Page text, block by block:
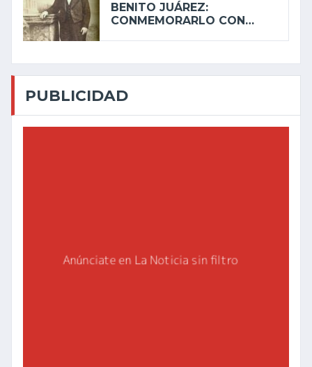
BENITO JUÁREZ:
CONMEMORARLO CON…
PUBLICIDAD